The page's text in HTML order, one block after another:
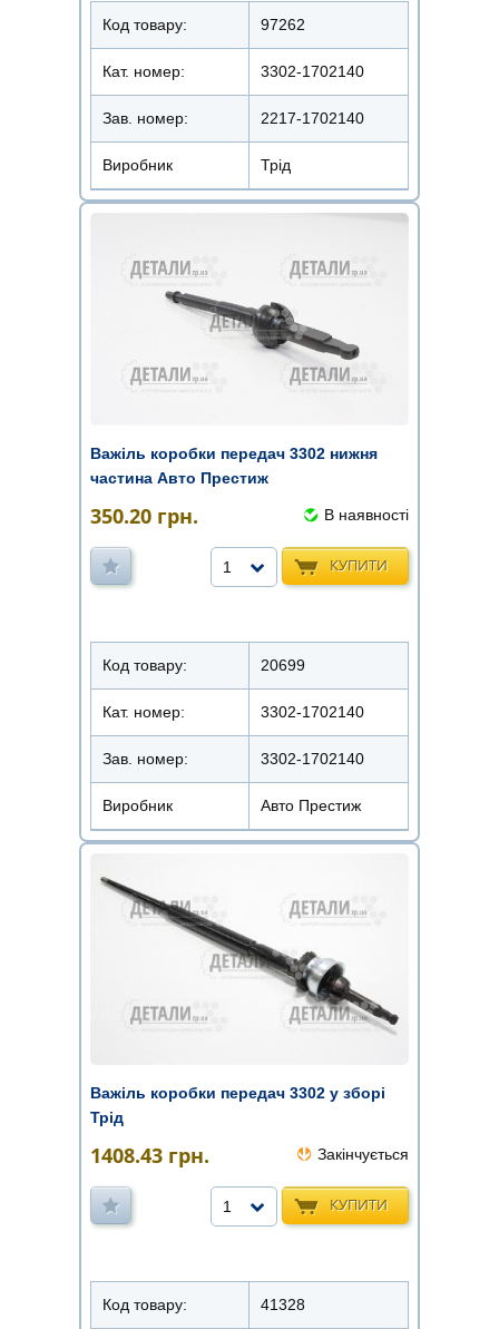
Код товару: 97262
Кат. номер: 3302-1702140
Зав. номер: 2217-1702140
Виробник Трід
Важіль коробки передач 3302 нижня
частина Авто Престиж
350.20 грн. В наявності
КУПИТИ
1
Код товару: 20699
Кат. номер: 3302-1702140
Зав. номер: 3302-1702140
Виробник Авто Престиж
Важіль коробки передач 3302 у зборі
Трід
1408.43 грн. Закінчується
КУПИТИ
1
Код товару: 41328